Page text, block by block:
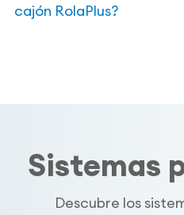
cajón RolaPlus?
Sistemas
Descubre los